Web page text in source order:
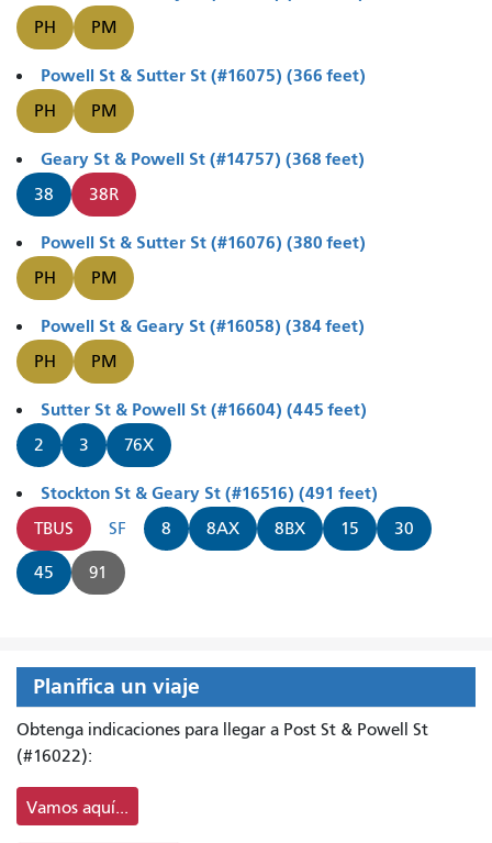
PH PM
Powell St & Sutter St (#16075) (366 feet)
PH PM
Geary St & Powell St (#14757) (368 feet)
38 38R
Powell St & Sutter St (#16076) (380 feet)
PH PM
Powell St & Geary St (#16058) (384 feet)
PH PM
Sutter St & Powell St (#16604) (445 feet)
2 3 76X
Stockton St & Geary St (#16516) (491 feet)
TBUS SF 8 8AX 8BX 15 30
45 91
Planifica un viaje
Obtenga indicaciones para llegar a Post St & Powell St
(#16022):
Vamos aquí...